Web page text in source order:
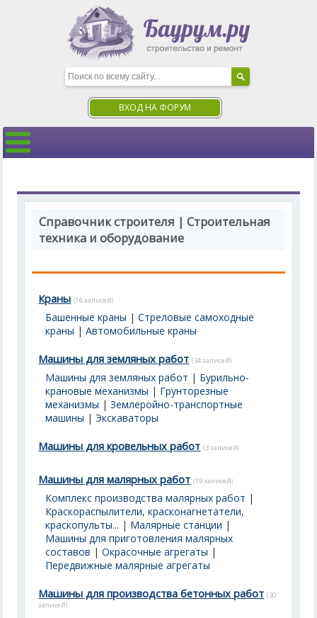
ВХОД НА ФОРУМ
Справочник строителя | Строительная
техника и оборудование
Краны (16 записей)
Башенные краны |Стреловые самоходные
краны |Автомобильные краны
Машины для земляных работ (34 записей)
Машины для земляных работ | Бурильно-
крановые механизмы | Грунторезные
механизмы |Землеройно-транспортные
машины |Экскаваторы
Машины для кровельных работ (3 записей)
Машины для малярных работ (19 записей)
Комплекс производства малярных работ |
Краскораспылители, красконагнетатели,
краскопульты... | Малярные станции |
Машины для приготовления малярных
составов |Окрасочные агрегаты |
Передвижные малярные агрегаты
Машины для производства бетонных работ (30
записей)